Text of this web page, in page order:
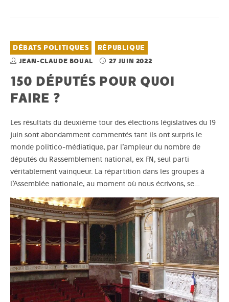
DÉBATS POLITIQUES RÉPUBLIQUE
JEAN-CLAUDE BOUAL 27 JUIN 2022
150 DÉPUTÉS POUR QUOI
FAIRE ?
Les résultats du deuxième tour des élections législatives du 19
juin sont abondamment commentés tant ils ont surpris le
monde politico-médiatique, par l’ampleur du nombre de
députés du Rassemblement national, ex FN, seul parti
véritablement vainqueur. La répartition dans les groupes à
l’Assemblée nationale, au moment où nous écrivons, se…